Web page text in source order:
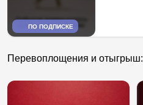
ПО ПОДПИСКЕ
Перевоплощения и отыгрыш: